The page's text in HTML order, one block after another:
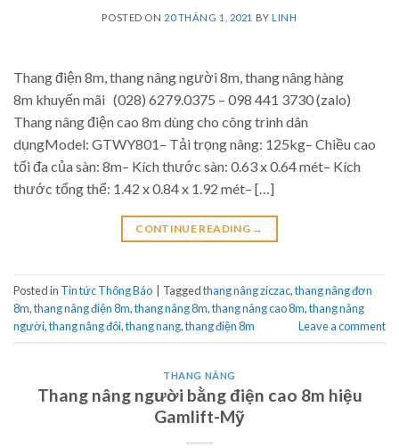
POSTED ON 20 THÁNG 1, 2021 BYLINH
Thang điện 8m, thang nâng người 8m, thang nâng hàng
8m khuyến mãi (028) 6279.0375 – 098 441 3730 (zalo)
Thang nâng điện cao 8m dùng cho công trình dân
dụngModel: GTWY801– Tải trọng nâng: 125kg– Chiều cao
tối đa của sàn: 8m– Kích thước sàn: 0.63 x 0.64 mét– Kích
thước tổng thể: 1.42 x 0.84 x 1.92 mét– […]
CONTINUE READING →
Posted in Tin tức Thông Báo Taggedthang nâng ziczac,thang nâng đơn
8m,thang nâng điện 8m,thang nâng 8m,thang nâng cao 8m,thang nâng
người,thang nâng đôi,thang nang,thang điện 8m Leave a comment
THANG NÂNG
Thang nâng người bằng điện cao 8m hiệu
Gamlift-Mỹ